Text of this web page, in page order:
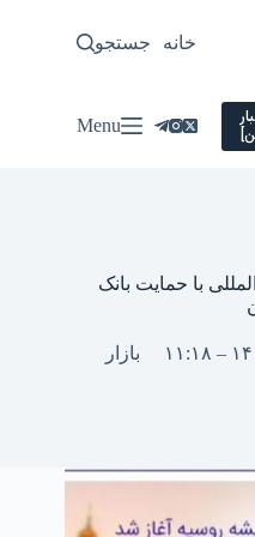
خانه سیاسی
جستجو
Menu
با حمایت بانک
بازار